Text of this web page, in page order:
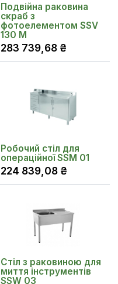
Подвійна раковина
скраб з
фотоелементом SSV
130 M
283 739,68 ₴
Робочий стіл для
операційної SSM 01
224 839,08 ₴
Стіл з раковиною для
миття інструментів
SSW 03